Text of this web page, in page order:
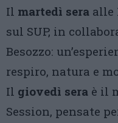
Il martedì sera alle
sul SUP, in
Besozzo:
respiro, natura e
Il giovedì sera è il
Session, pensate